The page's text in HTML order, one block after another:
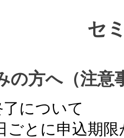
セ
の方へ（注意
について
とに申込期限